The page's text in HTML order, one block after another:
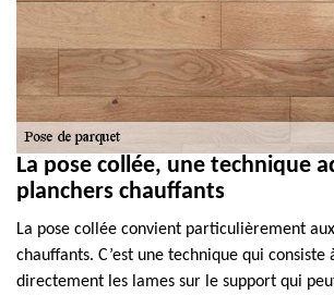
La pose collée, une technique
planchers chauffants
La pose collée convient particulièrement
chauffants. C’est une technique qui consiste
directement les lames sur le support qui